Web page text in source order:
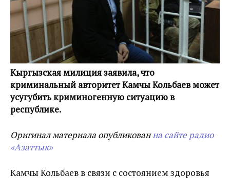
Кыргызская милиция заявила, что
криминальный авторитет Камчы Кольбаев может
усугубить криминогенную ситуацию в
республике.
Оригинал материала опубликованна сайте радио
«Азаттык»
Камчы Кольбаев в связи с состоянием здоровья